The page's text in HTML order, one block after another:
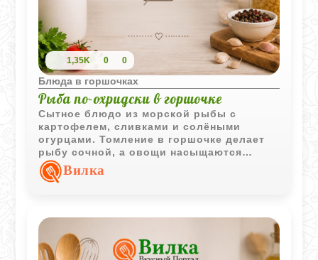
1,35K 0 0
Блюда в горшочках
Рыба по-охридски в горшочке
Сытное блюдо из морской рыбы с
картофелем, сливками и солёными
огурцами. Томление в горшочке делает
рыбу сочной, а овощи насыщаются
ароматным сливочным соусом.
Вилка